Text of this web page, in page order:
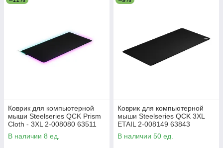
Коврик для компьютерной
мыши Steelseries QCK Prism
Cloth - 3XL 2-008080 63511
В наличии 8 ед.
Коврик для компьютерной
мыши Steelseries QCK 3XL
ETAIL 2-008149 63843
В наличии 50 ед.